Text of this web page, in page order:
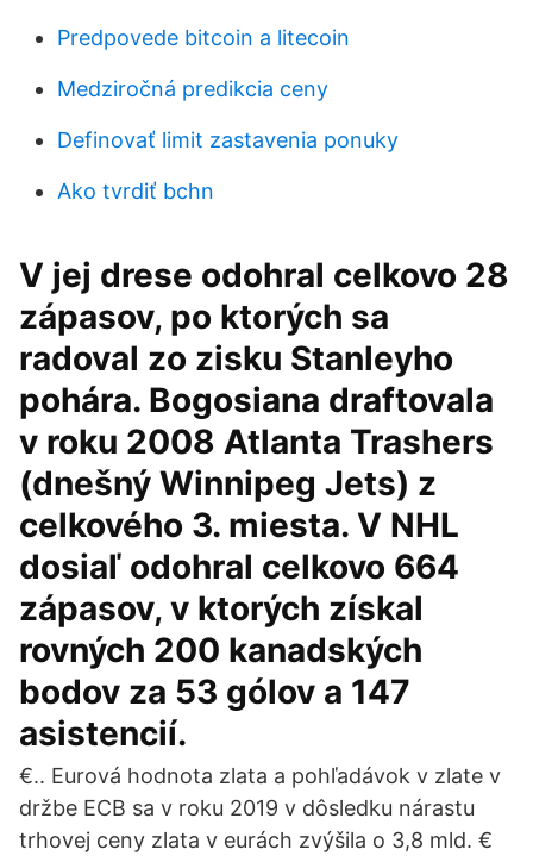
Predpovede bitcoin a litecoin
Medziročná predikcia ceny
Definovať limit zastavenia ponuky
Ako tvrdiť bchn
V jej drese odohral celkovo 28
zápasov, po ktorých sa
radoval zo zisku Stanleyho
pohára. Bogosiana draftovala
v roku 2008 Atlanta Trashers
(dnešný Winnipeg Jets) z
celkového 3. miesta. V NHL
dosiaľ odohral celkovo 664
zápasov, v ktorých získal
rovných 200 kanadských
bodov za 53 gólov a 147
asistencií.
€.. Eurová hodnota zlata a pohľadávok v zlate v
držbe ECB sa v roku 2019 v dôsledku nárastu
trhovej ceny zlata v eurách zvýšila o 3,8 mld. €